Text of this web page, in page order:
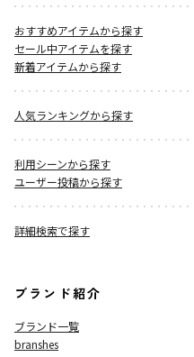
おすすめアイテムから探す
セール中アイテムを探す
新着アイテムから探す
人気ランキングから探す
利用シーンから探す
ユーザー投稿から探す
詳細検索で探す
ブランド紹介
ブランド一覧
branshes